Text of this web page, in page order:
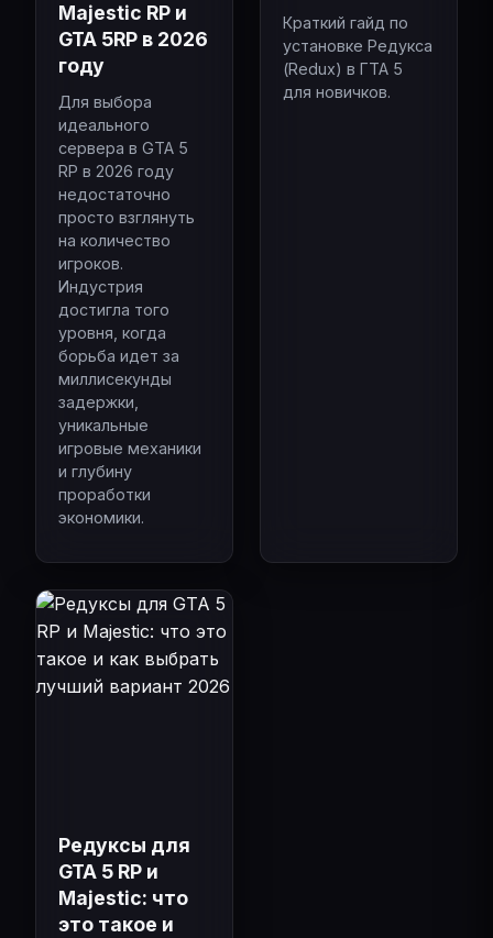
Majestic RP и
GTA 5RP в 2026
году
Для выбора
идеального
сервера в GTA 5
RP в 2026 году
недостаточно
просто взглянуть
на количество
игроков.
Индустрия
достигла того
уровня, когда
борьба идет за
миллисекунды
задержки,
уникальные
игровые механики
и глубину
проработки
экономики.
Краткий гайд по
установке Редукса
(Redux) в ГТА 5
для новичков.
Редуксы для
GTA 5 RP и
Majestic: что
это такое и